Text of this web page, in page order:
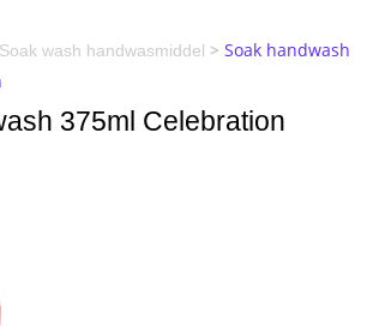
Soak wash handwasmiddel > Soak handwash
375ml Celebration